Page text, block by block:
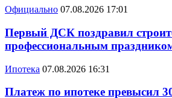
Официально 07.08.2026 17:01
Первый ДСК поздравил
профессиональным
Ипотека 07.08.2026 16:31
Платеж по ипотеке превысил